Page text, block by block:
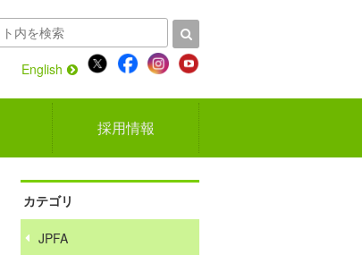
English
採用情報
カテゴリ
JPFA